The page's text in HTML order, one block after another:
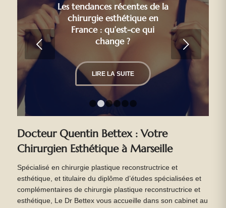
Les tendances récentes de la
chirurgie esthétique en
France : qu’est-ce qui
change ?
LIRE LA SUITE
Suivant
Docteur Quentin Bettex : Votre
Chirurgien Esthétique à Marseille
Spécialisé en chirurgie plastique reconstructrice et
esthétique, et titulaire du diplôme d’études spécialisées et
complémentaires de chirurgie plastique reconstructrice et
esthétique, Le Dr Bettex vous accueille dans son cabinet au